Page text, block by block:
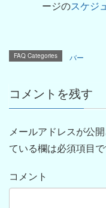
ージのスケジ
FAQ Categories バー
コメントを残す
メールアドレスが公
ている欄は必須項目
コメント